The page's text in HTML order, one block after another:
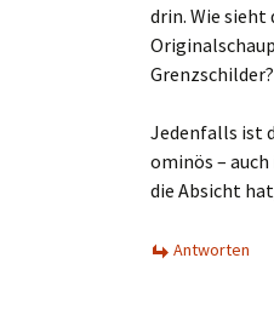
drin. Wie sieht
Grenzschilder?
Jedenfalls ist
ominös – auch
die Absicht
Antworten